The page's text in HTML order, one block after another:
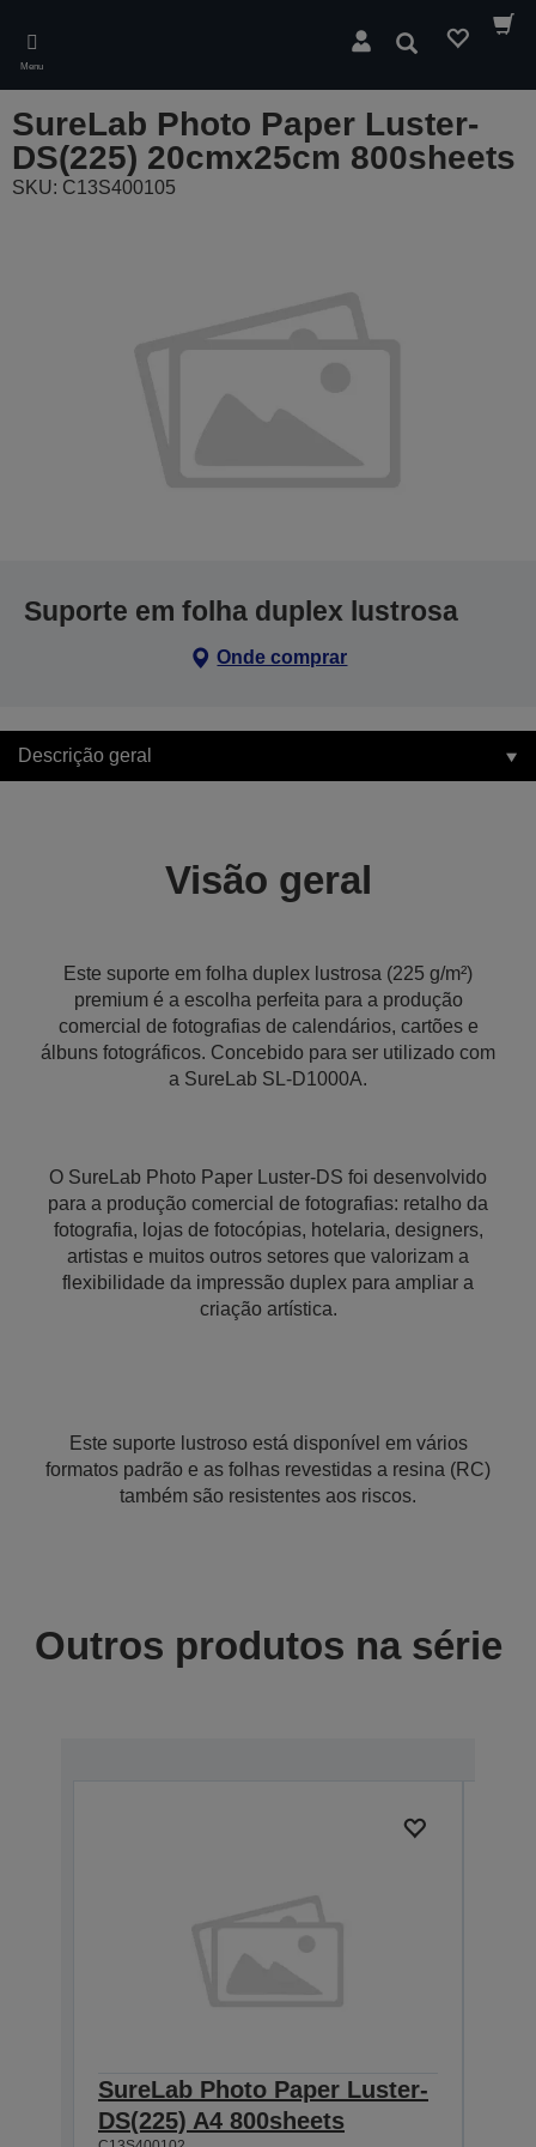
main
content
Menu
Pesquisar
SureLab Photo Paper Luster-
DS(225) 20cmx25cm 800sheets
SKU: C13S400105
Suporte em folha duplex lustrosa
Onde comprar
Descrição geral
Visão geral
Este suporte em folha duplex lustrosa (225 g/m²)
premium é a escolha perfeita para a produção
comercial de fotografias de calendários, cartões e
álbuns fotográficos. Concebido para ser utilizado com
a SureLab SL-D1000A.
O SureLab Photo Paper Luster-DS foi desenvolvido
para a produção comercial de fotografias: retalho da
fotografia, lojas de fotocópias, hotelaria, designers,
artistas e muitos outros setores que valorizam a
flexibilidade da impressão duplex para ampliar a
criação artística.
Este suporte lustroso está disponível em vários
formatos padrão e as folhas revestidas a resina (RC)
também são resistentes aos riscos.
Outros produtos na série
SureLab Photo Paper Luster-
DS(225) A4 800sheets